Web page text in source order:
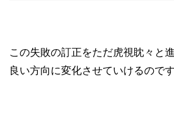
この失敗の訂正をただ虎視眈々と
良い方向に変化させていけるのです